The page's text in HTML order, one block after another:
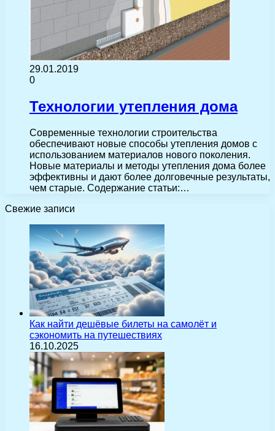
29.01.2019
0
Технологии утепления дома
Современные технологии строительства
обеспечивают новые способы утепления домов с
использованием материалов нового поколения.
Новые материалы и методы утепления дома более
эффективны и дают более долговечные результаты,
чем старые. Содержание статьи:…
Свежие записи
Как найти дешёвые билеты на самолёт и
сэкономить на путешествиях
16.10.2025